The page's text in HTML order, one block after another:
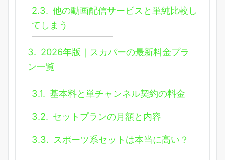
2.3. 他の動画配信サービスと単純比較し
てしまう
3. 2026年版｜スカパーの最新料金プラ
ン一覧
3.1. 基本料と単チャンネル契約の料金
3.2. セットプランの月額と内容
3.3. スポーツ系セットは本当に高い？